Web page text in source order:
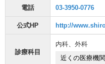
電話 03-3950-0776
公式HP http://
診療科目
内科、 外科
近くの医療機